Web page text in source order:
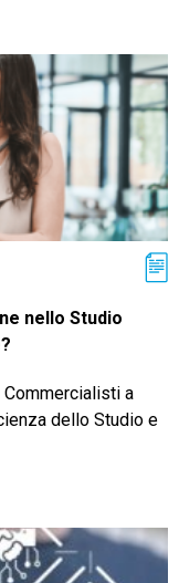
nello Studio
a
dello Studio e